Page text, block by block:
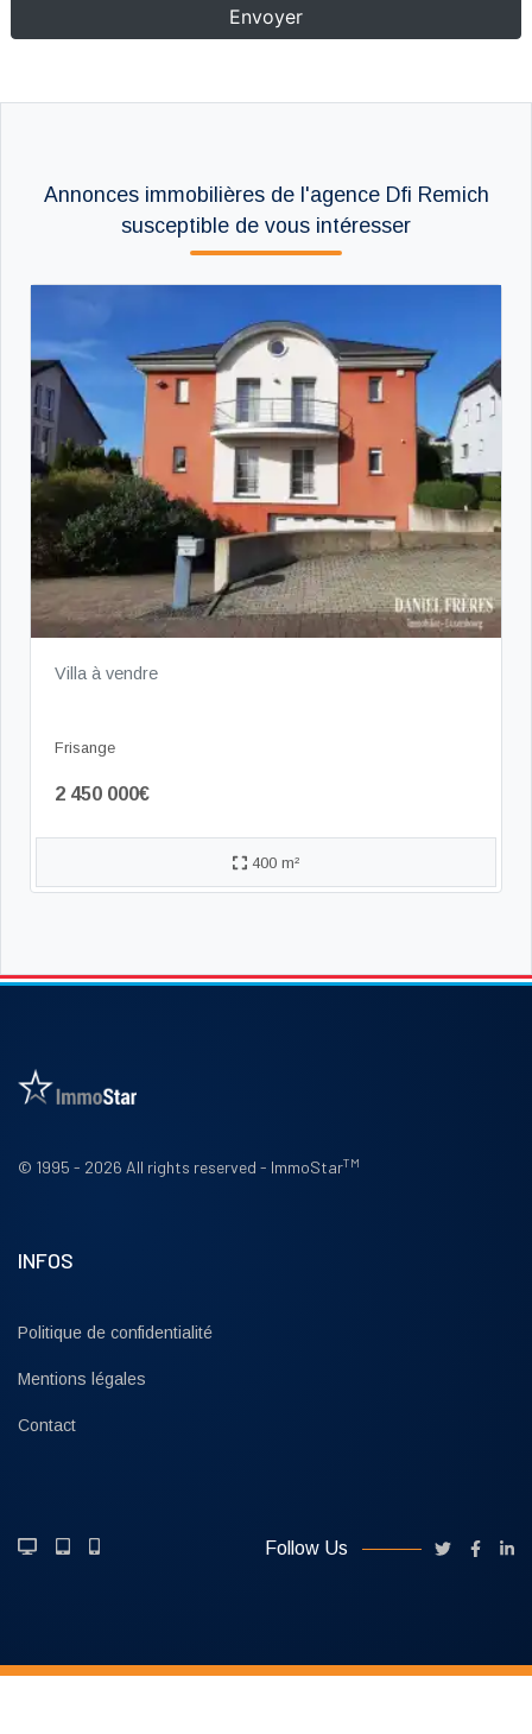
Annonces immobilières de l'agence Dfi Remich
susceptible de vous intéresser
Villa à vendre
Frisange
2 450 000€
400 m²
© 1995 - 2026 All rights reserved - ImmoStarTM
INFOS
Politique de confidentialité
Mentions légales
Contact
Follow Us